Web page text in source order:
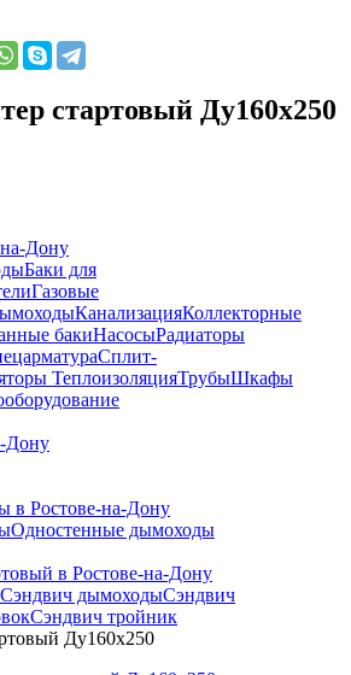
стартовый Ду160х250
Дону
Баки для
Газовые
КанализацияКоллекторные
бакиНасосыРадиаторы
Сплит-
ТеплоизоляцияТрубыШкафы
Дону
в Ростове-на-Дону
Одностенные дымоходы
в Ростове-на-Дону
Сэндвич дымоходыСэндвич
Сэндвич тройник
Ду160х250